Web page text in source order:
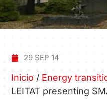
29 SEP 14
Inicio / Energy
LEITAT presenting